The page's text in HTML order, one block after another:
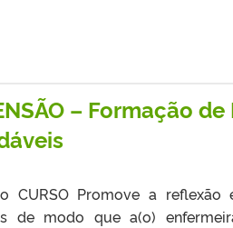
– Formação
CURSO Promove a
de modo que a(o)